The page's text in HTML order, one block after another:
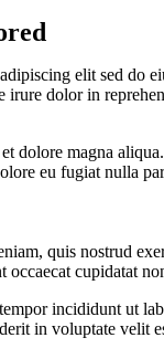
elit sed do
irure dolor in
dolore magna
eu fugiat nulla
quis nostrud
occaecat cupidatat
incididunt ut
in voluptate velit